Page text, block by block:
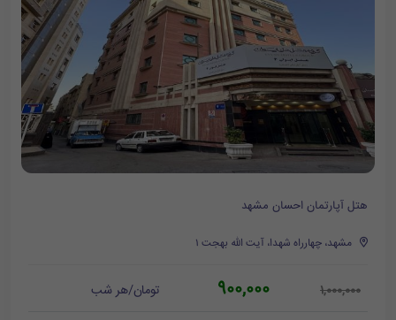
هتل آپارتمان احسان مشهد
مشهد، چهارراه شهدا، آیت الله بهجت ۱
1,000,000
900,000 تومان/هر شب